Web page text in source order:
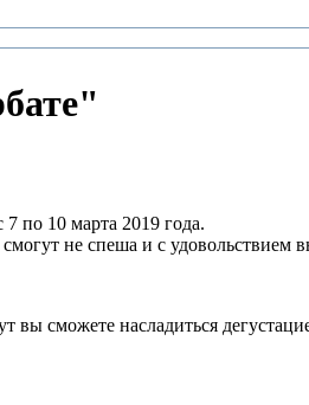
по 10 марта 2019 года.
не спеша и с удовольствием
вы сможете насладиться